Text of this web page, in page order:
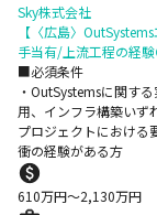
Sky株式会社
【〈広島〉
手当有/上流工程の経
■必須条件
・OutSystemsに関す
用、インフラ構築いず
プロジェクトにおける
衝の経験がある方
610万円〜2,130万円